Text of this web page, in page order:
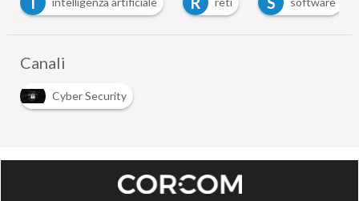
Canali
Cyber Security